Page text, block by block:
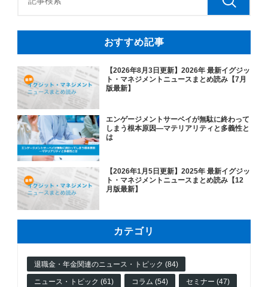
おすすめ記事
【2026年8月3日更新】2026年 最新イグジッ
ト・マネジメントニュースまとめ読み【7月
版最新】
エンゲージメントサーベイが無駄に終わって
しまう根本原因―マテリアリティと多義性と
は
【2026年1月5日更新】2025年 最新イグジッ
ト・マネジメントニュースまとめ読み【12
月版最新】
カテゴリ
退職金・年金関連のニュース・トピック (84)
ニュース・トピック (61) コラム (54) セミナー (47)